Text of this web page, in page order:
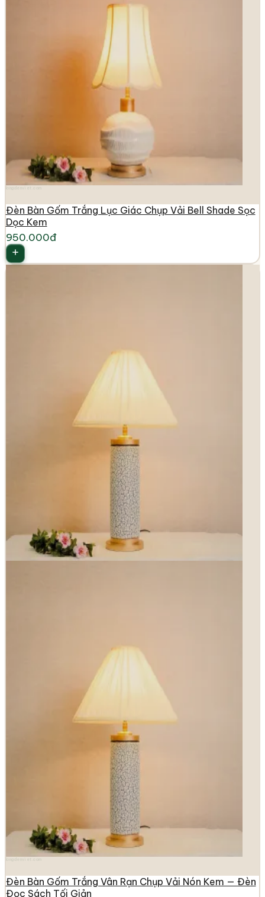
Đèn Bàn Gốm Trắng Lục Giác Chụp Vải Bell Shade Sọc
Dọc Kem
950.000đ
Đèn Bàn Gốm Trắng Vân Rạn Chụp Vải Nón Kem — Đèn
Đọc Sách Tối Giản